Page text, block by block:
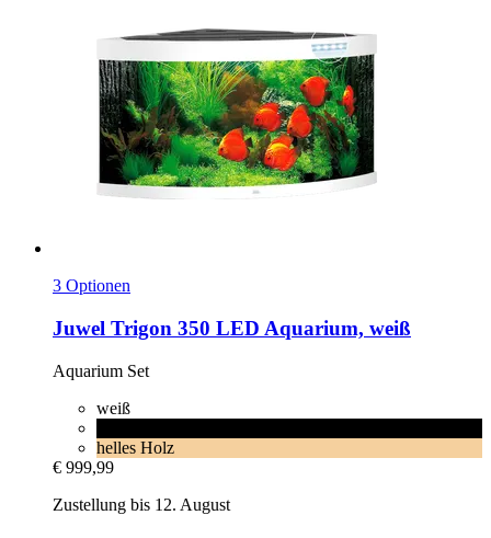
3 Optionen
Juwel Trigon 350 LED Aquarium, weiß
Aquarium Set
weiß
helles Holz
€ 999,99
Zustellung bis 12. August